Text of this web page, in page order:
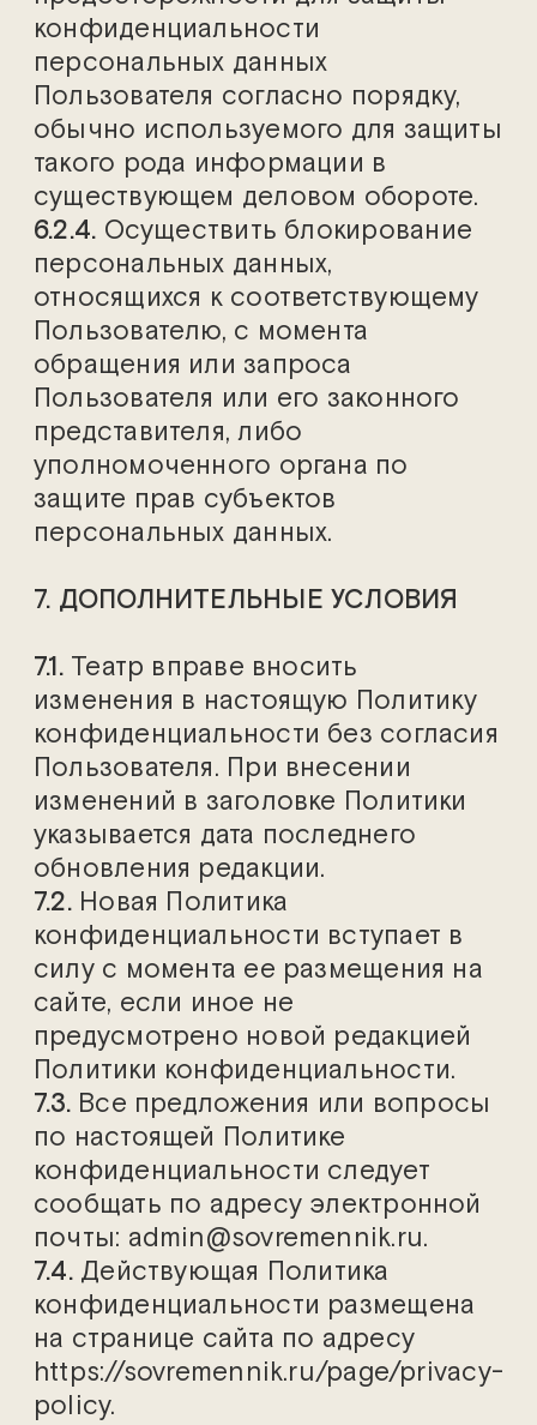
конфиденциальности
персональных данных
Пользователя согласно порядку,
обычно используемого для защиты
такого рода информации в
существующем деловом обороте.
6.2.4. Осуществить блокирование
персональных данных,
относящихся к соответствующему
Пользователю, с момента
обращения или запроса
Пользователя или его законного
представителя, либо
уполномоченного органа по
защите прав субъектов
персональных данных.
7. ДОПОЛНИТЕЛЬНЫЕ УСЛОВИЯ
7.1.Театр вправе вносить
изменения в настоящую Политику
конфиденциальности без согласия
Пользователя. При внесении
изменений в заголовке Политики
указывается дата последнего
обновления редакции.
7.2.Новая Политика
конфиденциальности вступает в
силу с момента ее размещения на
сайте, если иное не
предусмотрено новой редакцией
Политики конфиденциальности.
7.3.Все предложения или вопросы
по настоящей Политике
конфиденциальности следует
сообщать по адресу электронной
почты: admin@sovremennik.ru.
7.4.Действующая Политика
конфиденциальности размещена
на странице сайта по адресу
https://sovremennik.ru/page/privacy-
policy.